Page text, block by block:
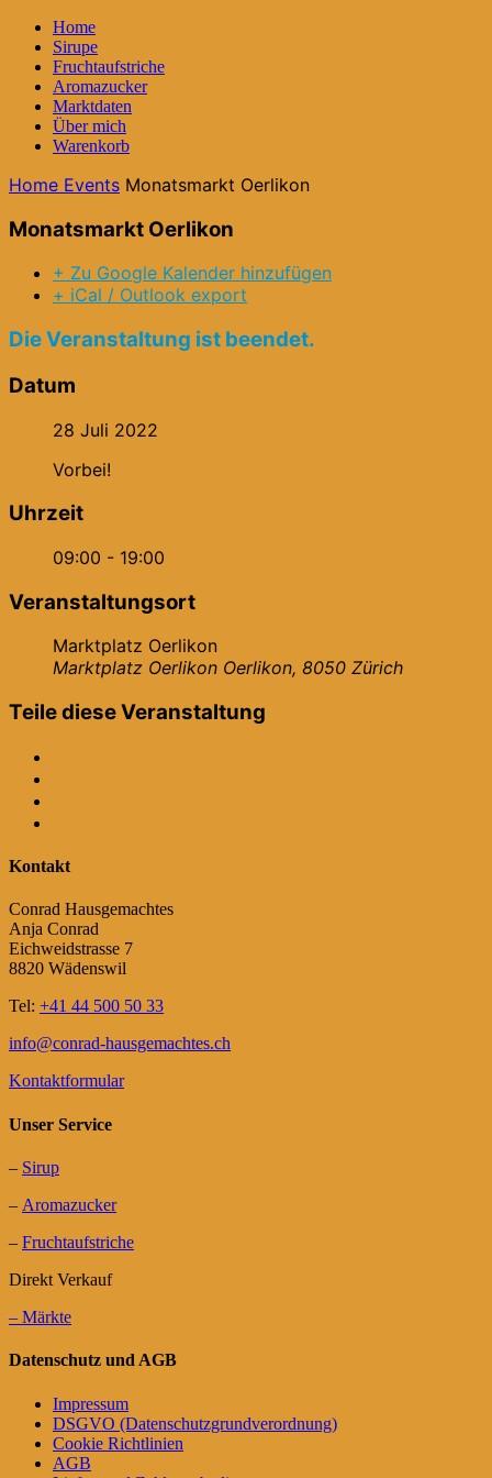
Home
Sirupe
Fruchtaufstriche
Aromazucker
Marktdaten
Über mich
Warenkorb
Home Events Monatsmarkt Oerlikon
Monatsmarkt Oerlikon
+ Zu Google Kalender hinzufügen
+ iCal / Outlook export
Die Veranstaltung ist beendet.
Datum
28 Juli 2022
Vorbei!
Uhrzeit
09:00 - 19:00
Veranstaltungsort
Marktplatz Oerlikon
Marktplatz Oerlikon Oerlikon, 8050 Zürich
Teile diese Veranstaltung
Kontakt
Conrad Hausgemachtes
Anja Conrad
Eichweidstrasse 7
8820 Wädenswil
Tel: +41 44 500 50 33
info@conrad-hausgemachtes.ch
Kontaktformular
Unser Service
– Sirup
– Aromazucker
– Fruchtaufstriche
Direkt Verkauf
– Märkte
Datenschutz und AGB
Impressum
DSGVO (Datenschutzgrundverordnung)
Cookie Richtlinien
AGB